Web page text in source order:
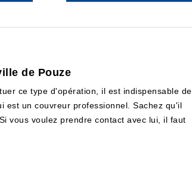
de Pouze
ce type d'opération, il est indispensable de
est un couvreur professionnel. Sachez qu'il
vous voulez prendre contact avec lui, il faut